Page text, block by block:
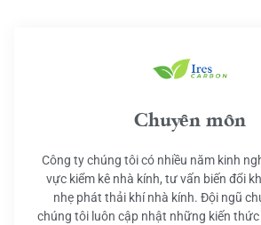
Chuyên môn
Công ty chúng tôi có nhiều năm kinh
vực kiểm kê nhà kính, tư vấn biến đổi
nhẹ phát thải khí nhà kính. Đội ngũ
chúng tôi luôn cập nhật những kiến